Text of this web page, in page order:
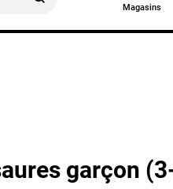
Magasins
garçon